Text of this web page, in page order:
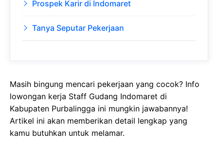
Prospek Karir di Indomaret
Tanya Seputar Pekerjaan
Masih bingung mencari pekerjaan yang cocok? Info
lowongan kerja Staff Gudang Indomaret di
Kabupaten Purbalingga ini mungkin jawabannya!
Artikel ini akan memberikan detail lengkap yang
kamu butuhkan untuk melamar.